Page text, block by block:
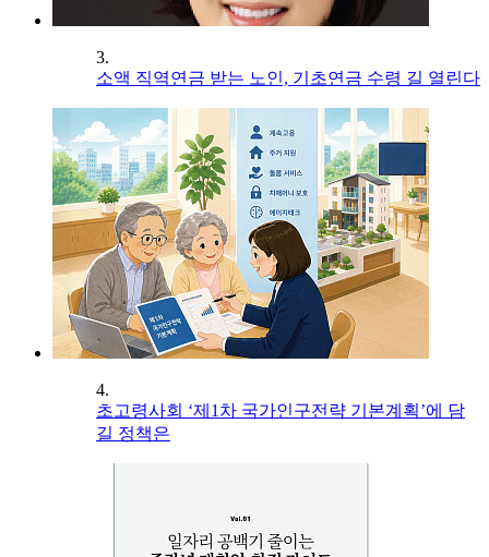
3.
소액 직역연금 받는 노인, 기초연금 수령 길 열린다
4.
초고령사회 ‘제1차 국가인구전략 기본계획’에 담
길 정책은